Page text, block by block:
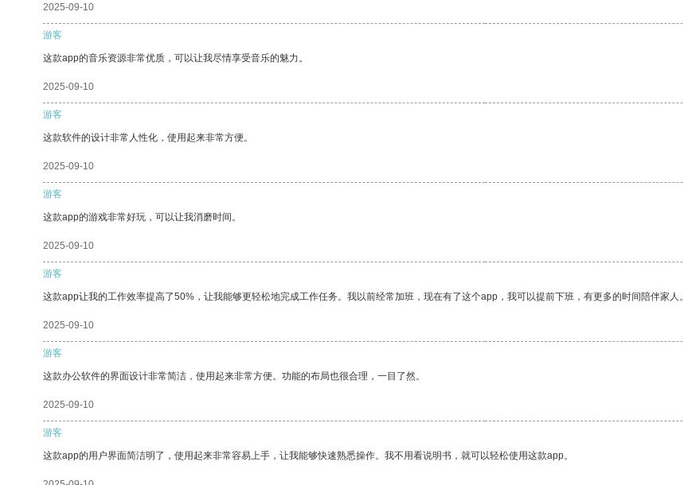
2025-09-10
游客
这款app的音乐资源非常优质，可以让我尽情享受音乐的魅力。
2025-09-10
游客
这款软件的设计非常人性化，使用起来非常方便。
2025-09-10
游客
这款app的游戏非常好玩，可以让我消磨时间。
2025-09-10
游客
这款app让我的工作效率提高了50%，让我能够更轻松地完成工作任务。我以前经常加班，现在有了这个app，我可以提前下班，有更多的时间陪伴家人。
2025-09-10
游客
这款办公软件的界面设计非常简洁，使用起来非常方便。功能的布局也很合理，一目了然。
2025-09-10
游客
这款app的用户界面简洁明了，使用起来非常容易上手，让我能够快速熟悉操作。我不用看说明书，就可以轻松使用这款app。